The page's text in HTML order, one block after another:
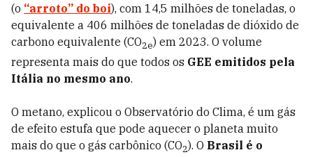
(o “arroto” do boi), com 14,5 milhões de toneladas, o
equivalente a 406 milhões de toneladas de dióxido de
carbono equivalente (CO2e) em 2023. O volume
representa mais do que todos os GEE emitidos pela
Itália no mesmo ano.
O metano, explicou o Observatório do Clima, é um gás
de efeito estufa que pode aquecer o planeta muito
mais do que o gás carbônico (CO2). O Brasil é o